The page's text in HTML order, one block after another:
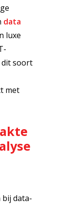
data
luxe
dit soort
met
data-